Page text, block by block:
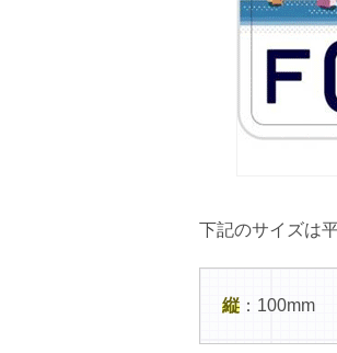
下記のサイズは
縦 ：